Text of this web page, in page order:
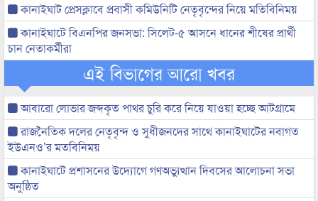
কানাইঘাট প্রেসক্লাবে প্রবাসী কমিউনিটি নেতৃবৃন্দের নিয়ে মতিবিনিময়
কানাইঘাটে বিএনপির জনসভা: সিলেট-৫ আসনে ধানের শীষের প্রার্থী
চান নেতাকর্মীরা
এই বিভাগের আরো খবর
আবারো লোভার জব্দকৃত পাথর চুরি করে নিয়ে যাওয়া হচ্ছে আটগ্রামে
রাজনৈতিক দলের নেতৃবৃন্দ ও সুধীজনদের সাথে কানাইঘাটের নবাগত
ইউএনও’র মতবিনিময়
কানাইঘাটে প্রশাসনের উদ্যোগে গণঅভ্যুত্থান দিবসের আলোচনা সভা
অনুষ্ঠিত